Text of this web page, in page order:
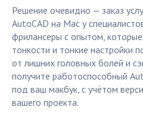
Решение очевидно — заказ
AutoCAD на Mac у
фрилансеры с опытом,
тонкости и тонкие настройки
от лишних головных болей и
получите работоспособный
под ваш макбук, с учётом
вашего проекта.